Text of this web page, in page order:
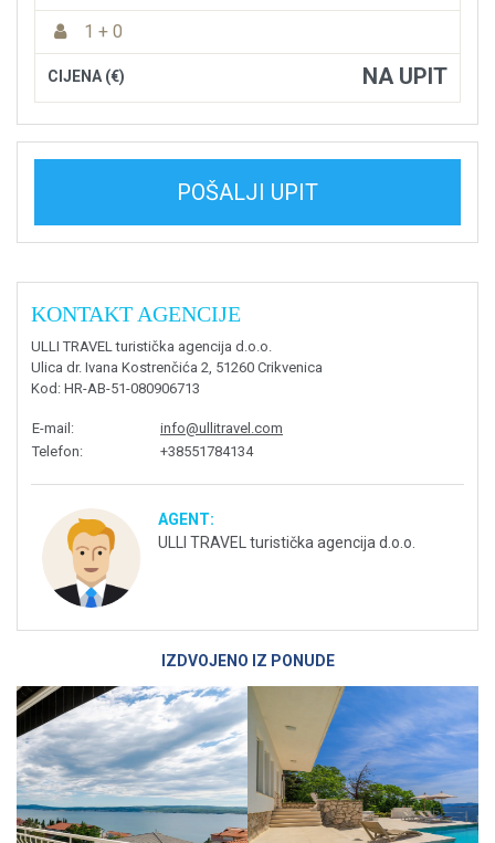
1 + 0
CIJENA (€) NA UPIT
POŠALJI UPIT
KONTAKT AGENCIJE
ULLI TRAVEL turistička agencija d.o.o.
Ulica dr. Ivana Kostrenčića 2, 51260 Crikvenica
Kod : HR-AB-51-080906713
E-mail :
info@ullitravel.com
Telefon: +38551784134
AGENT:
ULLI TRAVEL turistička agencija d.o.o.
IZDVOJENO IZ PONUDE